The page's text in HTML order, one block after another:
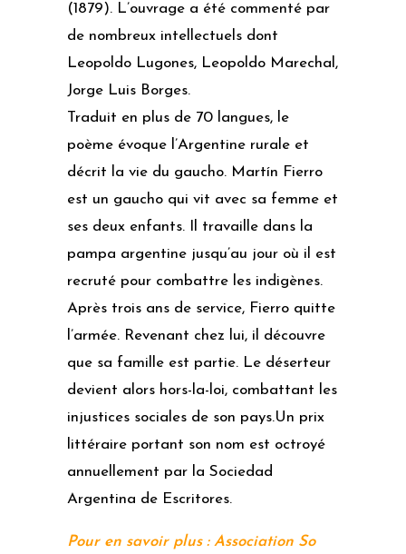
(1879). L’ouvrage a été commenté par
de nombreux intellectuels dont
Leopoldo Lugones, Leopoldo Marechal ,
Jorge Luis Borges.
Traduit en plus de 70 langues, le
poème évoque l’Argentine rurale et
décrit la vie du gaucho. Martín Fierro
est un gaucho qui vit avec sa femme et
ses deux enfants. Il travaille dans la
pampa argentine jusqu’au jour où il est
recruté pour combattre les indigènes.
Après trois ans de service, Fierro quitte
l’armée. Revenant chez lui, il découvre
que sa famille est partie. Le déserteur
devient alors hors-la-loi, combattant les
injustices sociales de son pays.Un prix
littéraire portant son nom est octroyé
annuellement par la Sociedad
Argentina de Escritores.
Pour en savoir plus : Association So